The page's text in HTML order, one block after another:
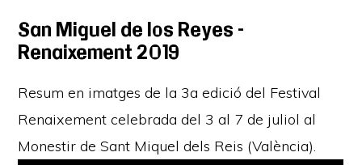
San Miguel de los Reyes –
Renaixement 2019
Resum en imatges de la 3a edició del Festival
Renaixement celebrada del 3 al 7 de juliol al
Monestir de Sant Miquel dels Reis (València).